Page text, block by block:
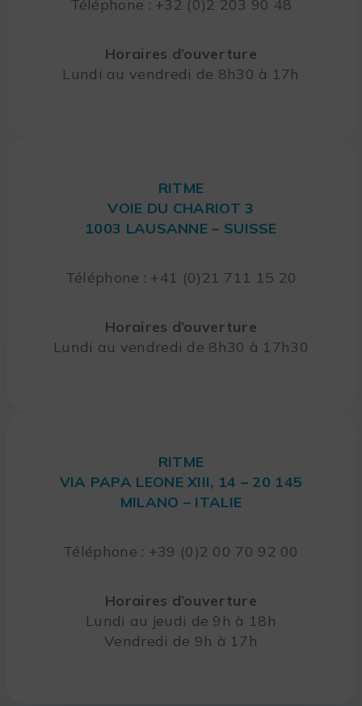
Téléphone : +32 (0)2 203 90 48
Horaires d’ouverture
Lundi au vendredi de 8h30 à 17h
RITME
VOIE DU CHARIOT 3
1003 LAUSANNE – SUISSE
Téléphone : +41 (0)21 711 15 20
Horaires d’ouverture
Lundi au vendredi de 8h30 à 17h30
RITME
VIA PAPA LEONE XIII, 14 – 20 145
MILANO – ITALIE
Téléphone : +39 (0)2 00 70 92 00
Horaires d’ouverture
Lundi au jeudi de 9h à 18h
Vendredi de 9h à 17h